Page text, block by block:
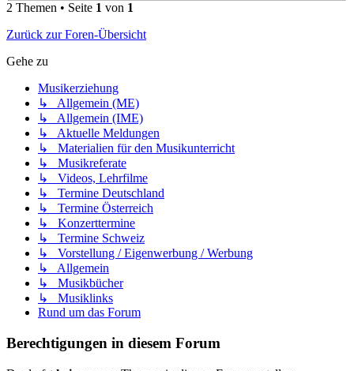
2 Themen • Seite 1 von 1
Zurück zur Foren-Übersicht
Gehe zu
Musikerziehung
↳ Allgemein (ME)
↳ Allgemein (IME)
↳ Aktuelle Meldungen
↳ Materialien für den Musikunterricht
↳ Musikreferate
↳ Videos, Lehrfilme
↳ Termine Deutschland
↳ Termine Österreich
↳ Konzerttermine
↳ Termine Schweiz
↳ Vorstellung / Eigenwerbung / Werbung
↳ Allgemein
↳ Musikbücher
↳ Musiklinks
Rund um das Forum
Berechtigungen in diesem Forum